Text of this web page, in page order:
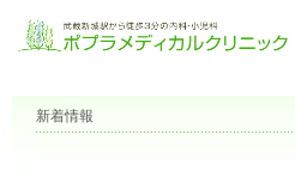
新着情報